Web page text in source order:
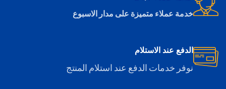
خدمة عملاء متميزة على مدار الاسبوع
الدفع عند الاستلام
نوفر خدمات الدفع عند استلام المنتج